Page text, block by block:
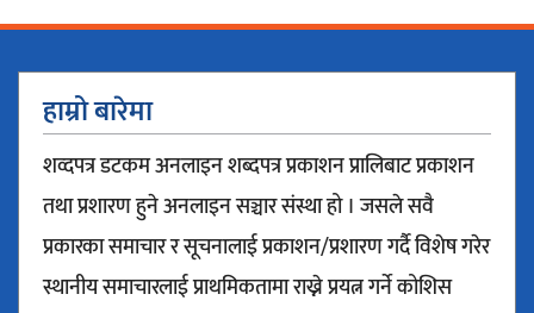
हाम्रो बारेमा
शव्दपत्र डटकम अनलाइन शब्दपत्र प्रकाशन प्रालिबाट प्रकाशन
तथा प्रशारण हुने अनलाइन सञ्चार संस्था हो । जसले सवै
प्रकारका समाचार र सूचनालाई प्रकाशन/प्रशारण गर्दै विशेष गरेर
स्थानीय समाचारलाई प्राथमिकतामा राख्ने प्रयत्न गर्ने कोशिस